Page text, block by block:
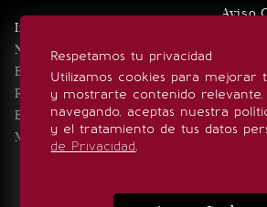
Respetamos tu privacidad
Utilizamos cookies para mejorar
y mostrarte contenido
navegando, aceptas nuestra
y el tratamiento de tus datos
de Privacidad.
Inicio
Noticias
Eventos
Realeza
Estilo de vida
Minuto x Minuto
Aviso